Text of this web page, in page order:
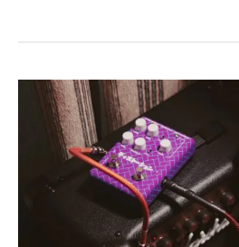
Melhores